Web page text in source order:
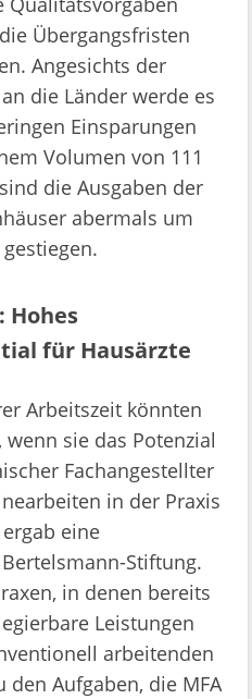
Übergangsfristen
Angesichts der
die Länder werde es
Einsparungen
Volumen von 111
die Ausgaben der
abermals um
Hohes
für Hausärzte
Arbeitszeit könnten
sie das Potenzial
Fachangestellter
in der Praxis
eine
Stiftung.
in denen bereits
Leistungen
arbeitenden
den Aufgaben, die MFA